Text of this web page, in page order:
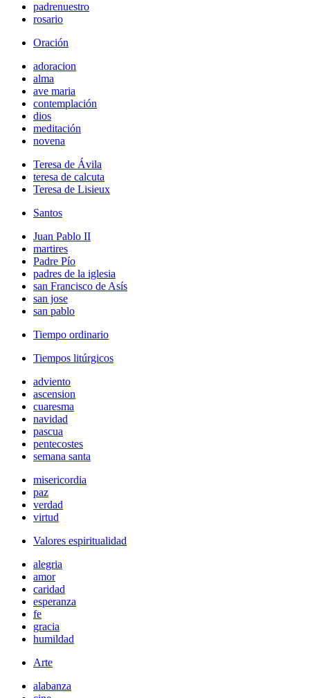
padrenuestro
rosario
Oración
adoracion
alma
ave maria
contemplación
dios
meditación
novena
Teresa de Ávila
teresa de calcuta
Teresa de Lisieux
Santos
Juan Pablo II
martires
Padre Pío
padres de la iglesia
san Francisco de Asís
san jose
san pablo
Tiempo ordinario
Tiempos litúrgicos
adviento
ascension
cuaresma
navidad
pascua
pentecostes
semana santa
misericordia
paz
verdad
virtud
Valores espiritualidad
alegria
amor
caridad
esperanza
fe
gracia
humildad
Arte
alabanza